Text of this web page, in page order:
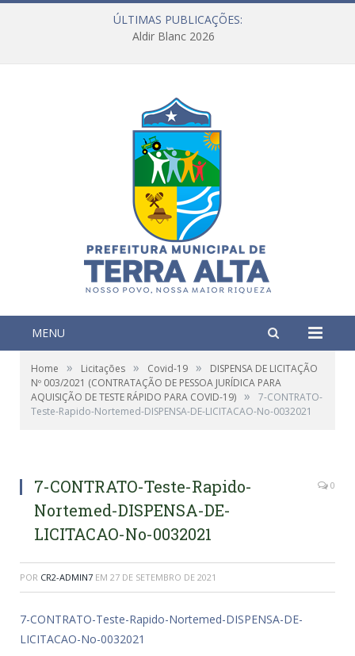
ÚLTIMAS PUBLICAÇÕES:
Aldir Blanc 2026
MENU
Home » Licitações » Covid-19 »
DISPENSA DE LICITAÇÃO
Nº 003/2021 (CONTRATAÇÃO DE PESSOA JURÍDICA PARA
AQUISIÇÃO DE TESTE RÁPIDO PARA COVID-19) »
7-CONTRATO-
Teste-Rapido-Nortemed-DISPENSA-DE-LICITACAO-No-0032021
7-CONTRATO-Teste-Rapido-
Nortemed-DISPENSA-DE-
LICITACAO-No-0032021
0
POR CR2-ADMIN7 EM 27 DE SETEMBRO DE 2021
7-CONTRATO-Teste-Rapido-Nortemed-DISPENSA-DE-
LICITACAO-No-0032021